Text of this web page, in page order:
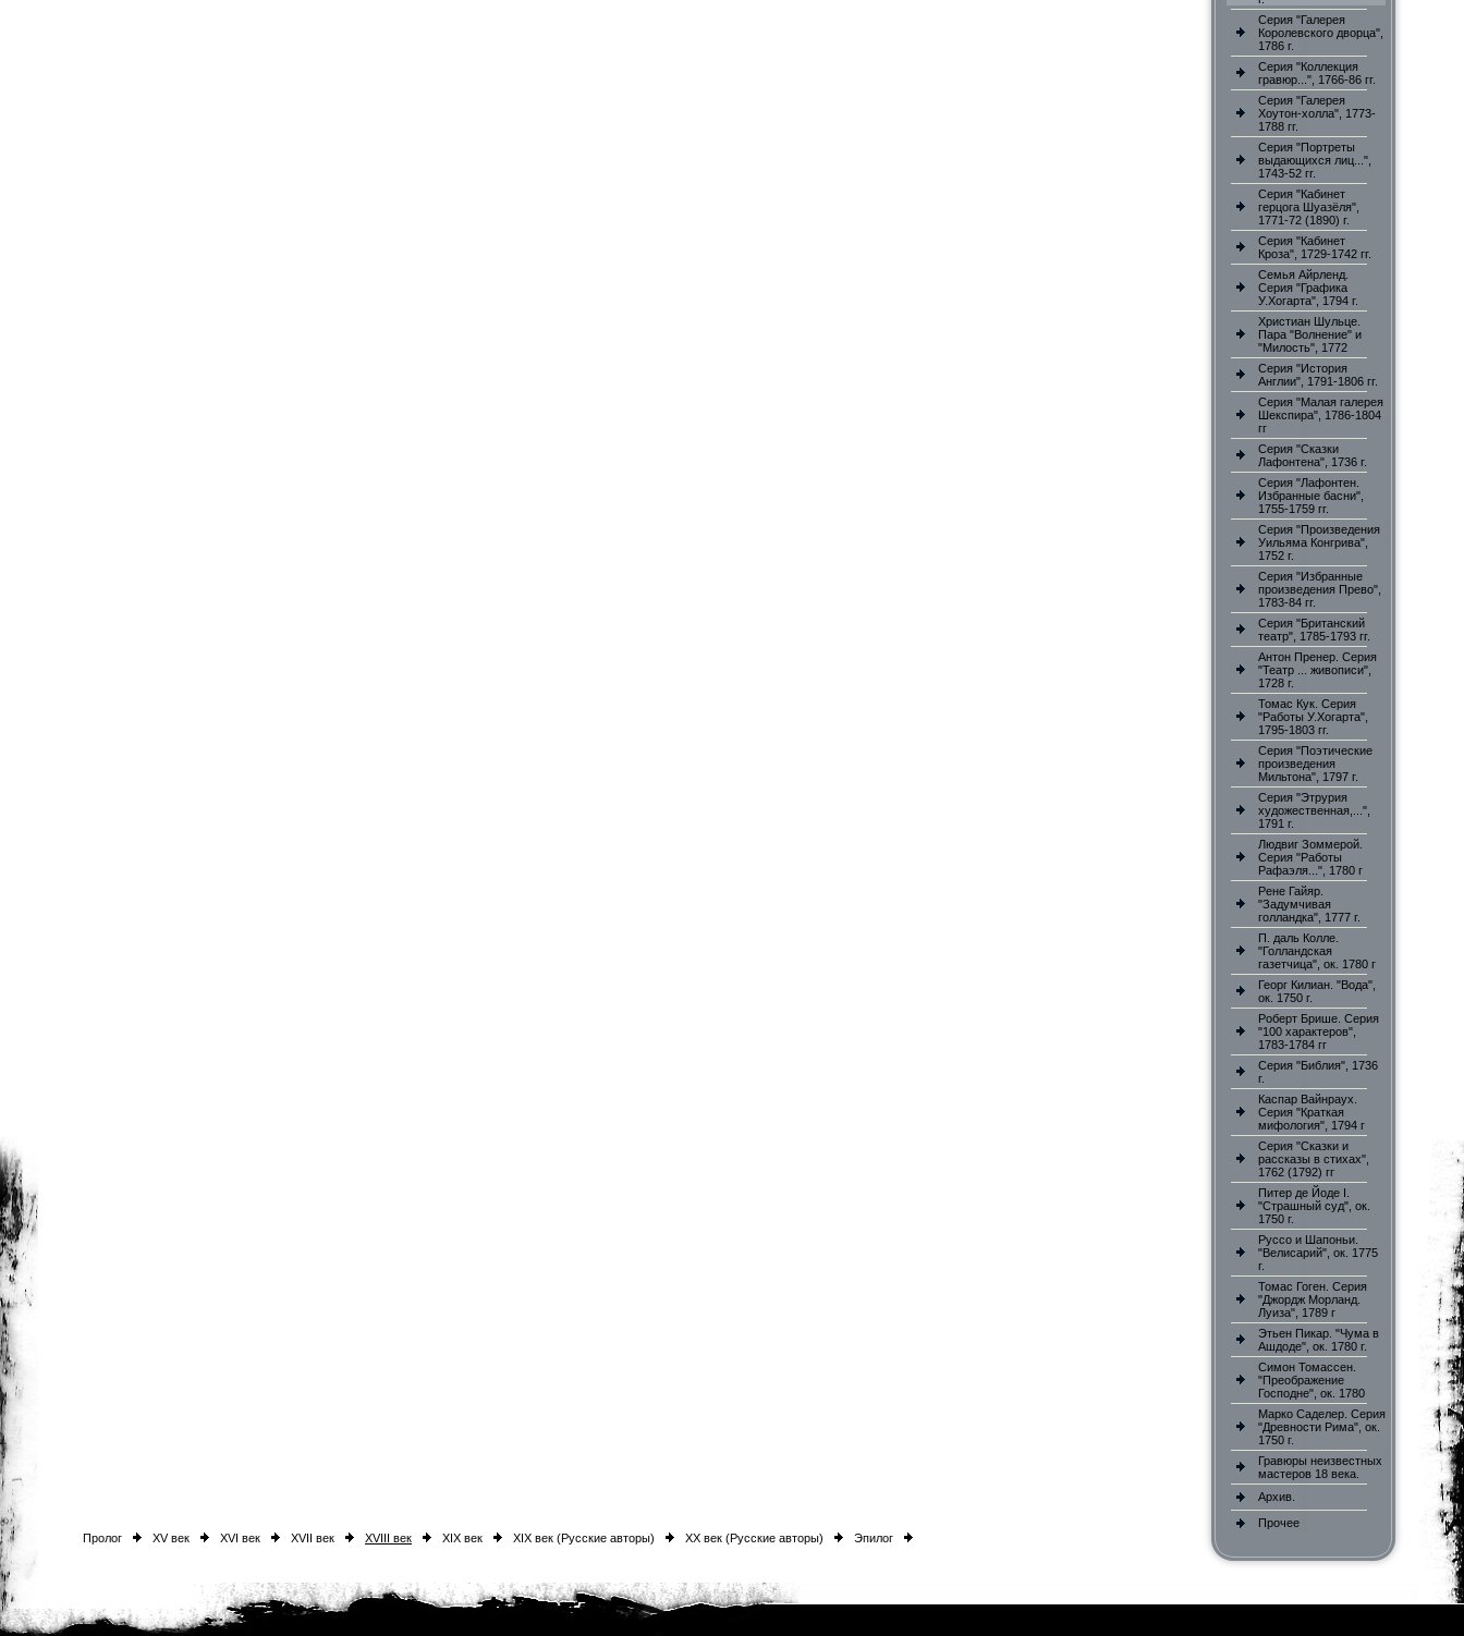
Пролог XV век XVI век XVII век XVIII век XIX век XIX век (Русские авторы) XX век (Русские авторы) Эпилог
Серия "Галерея
Королевского дворца",
1786 г.
Серия "Коллекция
гравюр...", 1766-86 гг.
Серия "Галерея
Хоутон-холла", 1773-
1788 гг.
Серия "Портреты
выдающихся лиц...",
1743-52 гг.
Серия "Кабинет
герцога Шуазёля",
1771-72 (1890) г.
Серия "Кабинет
Кроза", 1729-1742 гг.
Семья Айрленд.
Серия "Графика
У.Хогарта", 1794 г.
Христиан Шульце.
Пара "Волнение" и
"Милость", 1772
Серия "История
Англии", 1791-1806 гг.
Серия "Малая галерея
Шекспира", 1786-1804
гг
Серия "Сказки
Лафонтена", 1736 г.
Серия "Лафонтен.
Избранные басни",
1755-1759 гг.
Серия "Произведения
Уильяма Конгрива",
1752 г.
Серия "Избранные
произведения Прево",
1783-84 гг.
Серия "Британский
театр", 1785-1793 гг.
Антон Пренер. Серия
"Театр ... живописи",
1728 г.
Томас Кук. Серия
"Работы У.Хогарта",
1795-1803 гг.
Серия "Поэтические
произведения
Мильтона", 1797 г.
Серия "Этрурия
художественная,...",
1791 г.
Людвиг Зоммерой.
Серия "Работы
Рафаэля...", 1780 г
Рене Гайяр.
"Задумчивая
голландка", 1777 г.
П. даль Колле.
"Голландская
газетчица", ок. 1780 г
Георг Килиан. "Вода",
ок. 1750 г.
Роберт Брише. Серия
"100 характеров",
1783-1784 гг
Серия "Библия", 1736
г.
Каспар Вайнраух.
Серия "Краткая
мифология", 1794 г
Серия "Сказки и
рассказы в стихах",
1762 (1792) гг
Питер де Йоде I.
"Страшный суд", ок.
1750 г.
Руссо и Шапоньи.
"Велисарий", ок. 1775
г.
Томас Гоген. Серия
"Джордж Морланд.
Луиза", 1789 г
Этьен Пикар. "Чума в
Ашдоде", ок. 1780 г.
Симон Томассен.
"Преображение
Господне", ок. 1780
Марко Саделер. Серия
"Древности Рима", ок.
1750 г.
Гравюры неизвестных
мастеров 18 века.
Архив.
Прочее